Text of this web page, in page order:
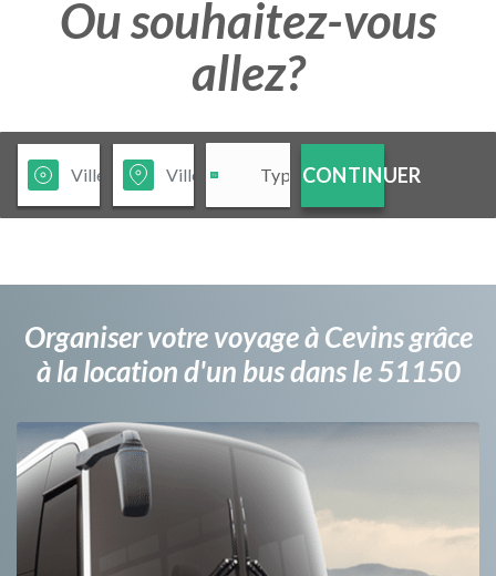
Ou souhaitez-vous
allez?
CONTINUER
Organiser votre voyage à Cevins grâce
à la location d'un bus dans le 51150